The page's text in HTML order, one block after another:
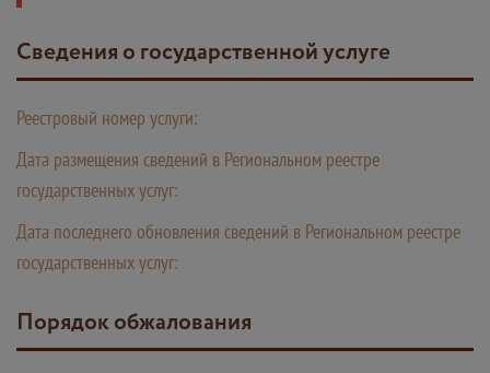
Сведения о государственной услуге
Реестровый номер услуги:
Дата размещения сведений в Региональном реестре
государственных услуг:
Дата последнего обновления сведений в Региональном реестре
государственных услуг:
Порядок обжалования